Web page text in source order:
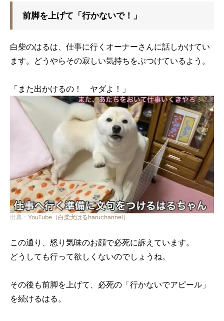
前脚を上げて「行かないで！」
白柴のはるは、仕事に行くオーナーさんに話しかけてい
ます。どうやらその寂しい気持ちをぶつけているよう。
「また出かけるの！ ヤダよ！」
出典： YouTube（白柴犬はるharuchannel）
この通り、怒り気味のお顔で必死に訴えています。
どうしても行って欲しくないのでしょうね。
その後も前脚を上げて、必死の「行かないでアピール」
を続けるはる。